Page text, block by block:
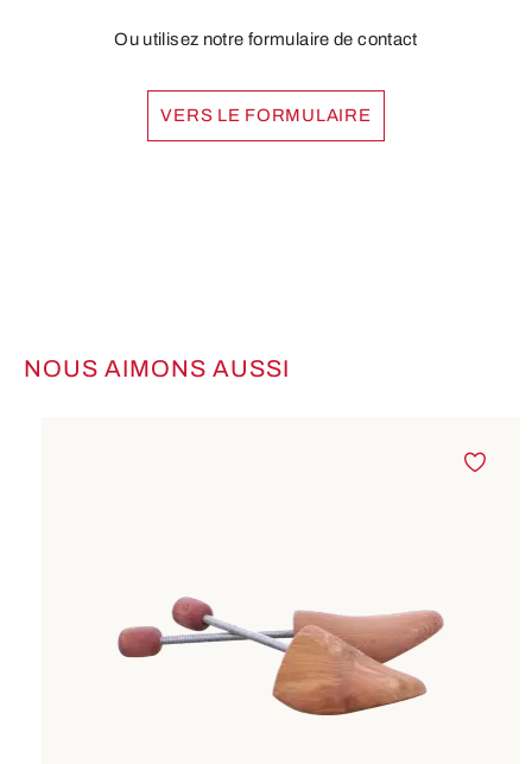
Ou utilisez notre formulaire de contact
VERS LE FORMULAIRE
Ignorer la galerie de produits
NOUS AIMONS AUSSI